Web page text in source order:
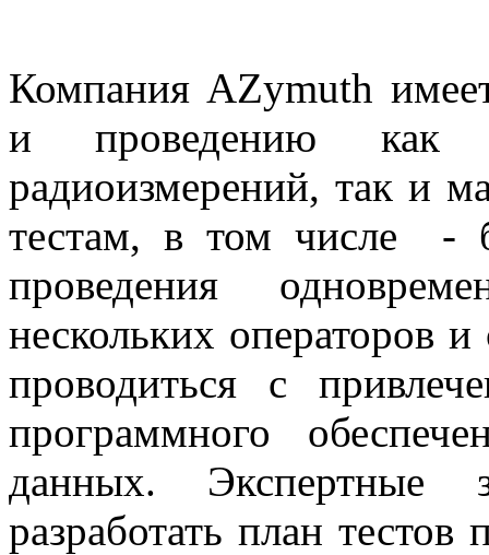
Компания AZymuth
и проведению как
радиоизмерений, так и
тестам, в том числе -
проведения
нескольких операторов
проводиться с
программного
данных. Экспертные
разработать план